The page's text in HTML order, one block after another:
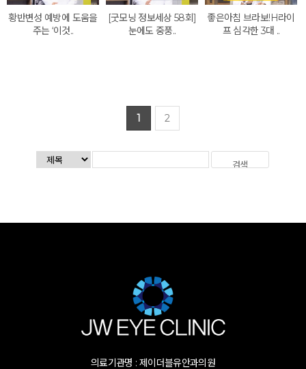
황반변성 예방에 도움을
주는 ‘이것..
[굿모닝 정보세상 58회]
눈에도 중풍..
좋은아침 브라보!H라이
프 심각한 3대 ..
1 2
의료기관명 : 제이더블유안과의원